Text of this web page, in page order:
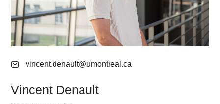
vincent.denault@umontreal.ca
Vincent Denault